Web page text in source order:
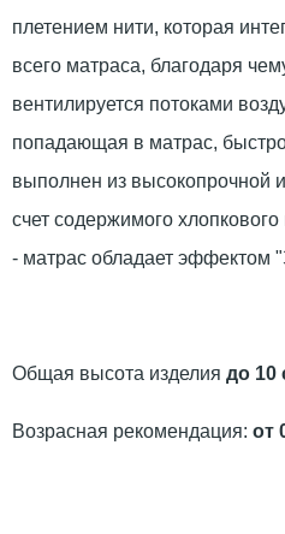
плетением нити, которая
всего матраса, благодаря
вентилируется потоками
попадающая в матрас,
выполнен из высокопрочной
счет содержимого
- матрас обладает эффектом
Общая высота изделия до 10
Возрасная рекомендация: от